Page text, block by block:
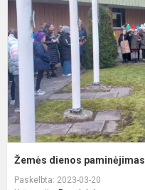
Žemės dienos paminėjimas
Paskelbta: 2023-03-20